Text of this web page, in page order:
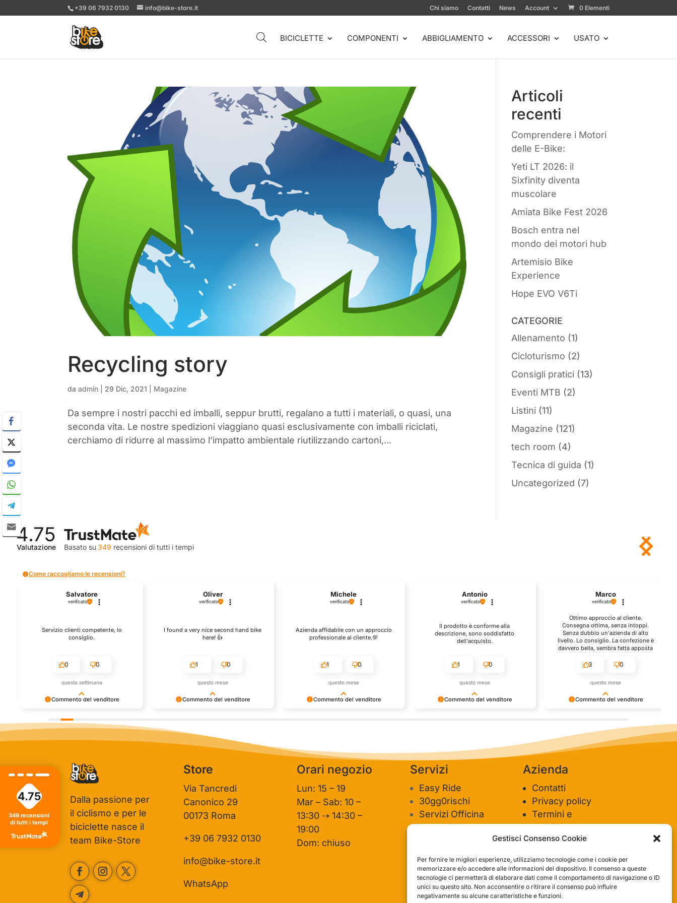
Gestisci Consenso Cookie
Per fornire le migliori esperienze, utilizziamo tecnologie come i cookie per
memorizzare e/o accedere alle informazioni del dispositivo. Il consenso a queste
tecnologie ci permetterà di elaborare dati come il comportamento di navigazione o ID
unici su questo sito. Non acconsentire o ritirare il consenso può influire
negativamente su alcune caratteristiche e funzioni.
+39 06 7932 0130 info@bike-store.it Chi siamo Contatti News Account 0 Elementi
BICICLETTE COMPONENTI ABBIGLIAMENTO ACCESSORI USATO
Recycling story
daadmin 29 Dic, 2021 Magazine
Da sempre i nostri pacchi ed imballi, seppur brutti, regalano a tutti i materiali, o quasi, una
seconda vita. Le nostre spedizioni viaggiano quasi esclusivamente con imballi riciclati,
cerchiamo di ridurre al massimo l’impatto ambientale riutilizzando cartoni,...
Articoli
recenti
Comprendere i Motori
delle E-Bike:
Yeti LT 2026: il
Sixfinity diventa
muscolare
Amiata Bike Fest 2026
Bosch entra nel
mondo dei motori hub
Artemisio Bike
Experience
Hope EVO V6Ti
CATEGORIE
Allenamento (1)
Cicloturismo (2)
Consigli pratici (13)
Eventi MTB (2)
Listini (11)
Magazine (121)
tech room (4)
Tecnica di guida (1)
Uncategorized (7)
4.75
Valutazione Basato su 349 recensionidi tutti i tempi
Come raccogliamo le recensioni?
Commento del venditore
lieti che l'acquisto sia andato liscio, e
a clienti così fantastici. Grazie ancora!
Salvatore
verificato
Servizio clienti competente, lo
consiglio.
0 0
questa settimana
Commento del venditore
così! Apprezziamo il tempo e lo sforzo
che metti nel condividere la tua
esperienza con noi. Ci vediamo in
Oliver
verificato
I found a very nice second hand bike
here! 👍️
1 0
questo mese
Commento del venditore
Saluti, personale del negozio.
Michele
verificato
Azienda affidabile con un approccio
professionale al cliente.💯
1 0
questo mese
Commento del venditore
Antonio
verificato
Il prodotto è conforme alla
descrizione, sono soddisfatto
dell'acquisto.
1 0
questo mese
Commento del venditore
fantastica recensione! Lavoriamo
sodo per soddisfare le esigenze di
clienti come te, e siamo contenti di
esserci riusciti. Speriamo che tornerai
Marco
verificato
Ottimo approccio al cliente.
Consegna ottima, senza intoppi.
Senza dubbio un'azienda di alto
livello. Lo consiglio. La confezione è
davvero bella, sembra fatta apposta
3 0
questo mese
Dalla passione per
il ciclismo e per le
biciclette nasce il
team Bike-Store
Store
Via Tancredi
Canonico 29
00173 Roma
+39 06 7932 0130
info@bike-store.it
WhatsApp
Orari negozio
Lun: 15 – 19
Mar – Sab: 10 –
13:30 ⇢ 14:30 –
19:00
Dom: chiuso
Servizi
Easy Ride
30gg0rischi
Servizi Officina
Valutazione
Azienda
Contatti
Privacy policy
Termini e
condizioni
4.75
349 recensioni
di tutti i tempi